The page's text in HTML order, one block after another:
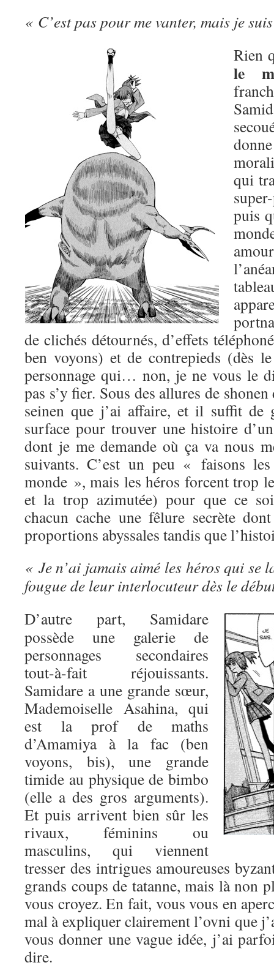
« C’est pas pour me vanter, mais je
Rien
le
qui
puis
de clichés détournés, d’effets
ben voyons) et de contrepieds (dès
personnage qui… non, je ne vous le
pas s’y fier. Sous des allures de
seinen que j’ai affaire, et il suffit de
surface pour trouver une histoire
dont je me demande où ça va nous
suivants. C’est un peu « faisons
monde », mais les héros forcent trop
et la trop azimutée) pour que ce
chacun cache une fêlure secrète
proportions abyssales tandis que
« Je n’ai jamais aimé les héros qui se
fougue de leur interlocuteur dès le
D’autre part, Samidare
possède une galerie de
personnages secondaires
tout-à-fait réjouissants.
Samidare a une grande sœur,
Mademoiselle Asahina, qui
est la prof de maths
d’Amamiya à la fac (ben
voyons, bis), une grande
timide au physique de bimbo
(elle a des gros arguments).
Et puis arrivent bien sûr les
rivaux, féminins ou
masculins, qui viennent
tresser des intrigues amoureuses
grands coups de tatanne, mais là non
vous croyez. En fait, vous vous en
mal à expliquer clairement l’ovni que
vous donner une vague idée, j’ai
dire.